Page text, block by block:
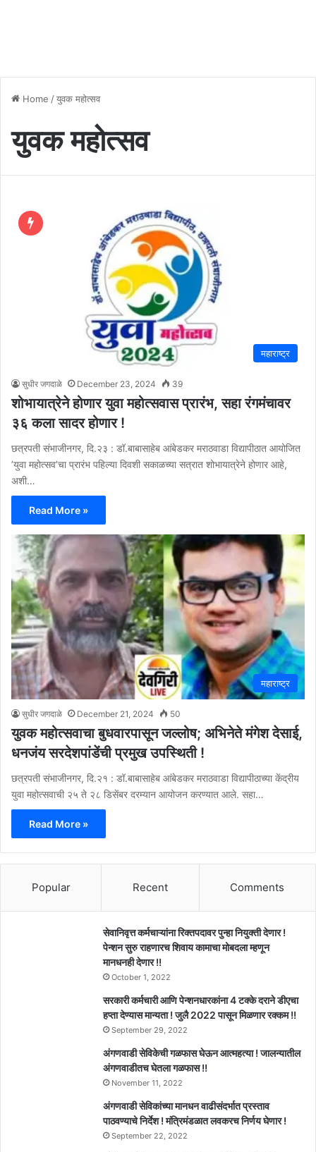
Home /युवक महोत्सव
युवक महोत्सव
महाराष्ट्र
सुधीर जगदाळे December 23, 2024 39
शोभायात्रेने होणार युवा महोत्सवास प्रारंभ, सहा रंगमंचावर
३६ कला सादर होणार !
छत्रपती संभाजीनगर, दि.२३ : डॉ.बाबासाहेब आंबेडकर मराठवाडा विद्यापीठात आयोजित
’युवा महोत्सव’चा प्रारंभ पहिल्या दिवशी सकाळच्या सत्रात शोभायात्रेने होणार आहे,
अशी…
Read More »
महाराष्ट्र
सुधीर जगदाळे December 21, 2024 50
युवक महोत्सवाचा बुधवारपासून जल्लोष; अभिनेते मंगेश देसाई,
धनजंय सरदेशपांडेंची प्रमुख उपस्थिती !
छत्रपती संभाजीनगर, दि.२१ : डॉ.बाबासाहेब आंबेडकर मराठवाडा विद्यापीठाच्या केंद्रीय
युवा महोत्सवाची २५ ते २८ डिसेंबर दरम्यान आयोजन करण्यात आले. सहा…
Read More »
Popular Recent Comments
सेवानिवृत्त कर्मचाऱ्यांना रिक्तपदावर पुन्हा नियुक्ती देणार !
पेन्शन सुरु राहणारच शिवाय कामाचा मोबदला म्हणून
मानधनही देणार !!
October 1, 2022
सरकारी कर्मचारी आणि पेन्शनधारकांना 4 टक्के दराने डीएचा
हप्ता देण्यास मान्यता ! जुलै 2022 पासून मिळणार रक्कम !!
September 29, 2022
अंगणवाडी सेविकेची गळफास घेऊन आत्महत्या ! जालन्यातील
अंगणवाडीतच घेतला गळफास !!
November 11, 2022
अंगणवाडी सेविकांच्या मानधन वाढीसंदर्भात प्रस्ताव
पाठवण्याचे निर्देश ! मंत्रिमंडळात लवकरच निर्णय घेणार !
September 22, 2022